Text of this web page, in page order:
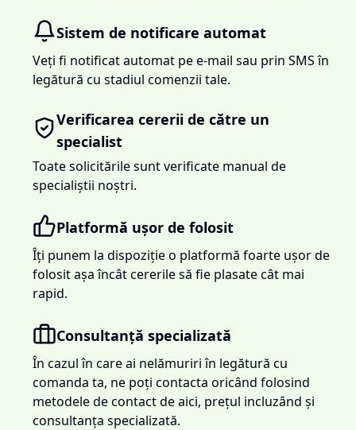
Sistem de notificare automat
Veți fi notificat automat pe e-mail sau prin SMS în
legătură cu stadiul comenzii tale.
Verificarea cererii de către un
specialist
Toate solicitările sunt verificate manual de
specialiștii noștri.
Platformă ușor de folosit
Îți punem la dispoziție o platformă foarte ușor de
folosit așa încât cererile să fie plasate cât mai
rapid.
Consultanță specializată
În cazul în care ai nelămuriri în legătură cu
comanda ta, ne poți contacta oricând folosind
metodele de contact de aici, prețul incluzând și
consultanța specializată.